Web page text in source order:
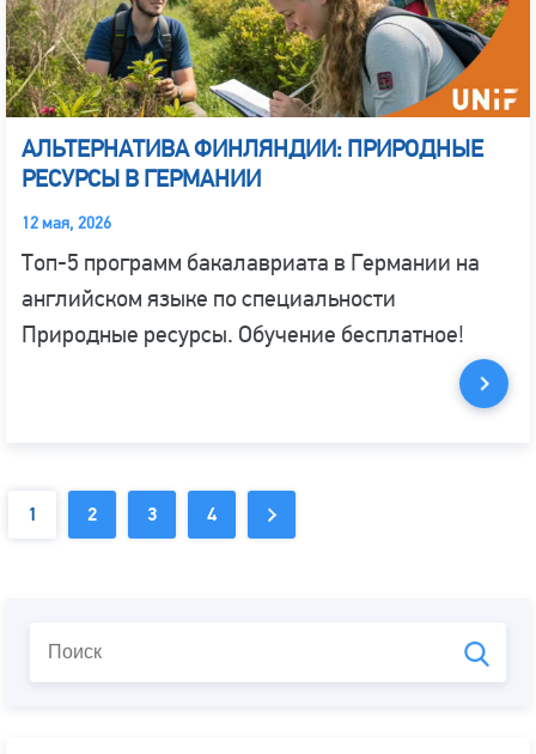
АЛЬТЕРНАТИВА ФИНЛЯНДИИ: ПРИРОДНЫЕ
РЕСУРСЫ В ГЕРМАНИИ
12 мая, 2026
Топ-5 программ бакалавриата в Германии на
английском языке по специальности
Природные ресурсы. Обучение бесплатное!
1 2 3 4